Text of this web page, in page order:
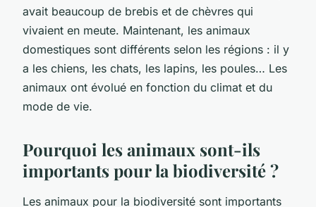
avait beaucoup de brebis et de chèvres qui
vivaient en meute. Maintenant, les animaux
domestiques sont différents selon les régions : il y
a les chiens, les chats, les lapins, les poules… Les
animaux ont évolué en fonction du climat et du
mode de vie.
Pourquoi les animaux sont-ils
importants pour la biodiversité ?
Les animaux pour la biodiversité sont importants